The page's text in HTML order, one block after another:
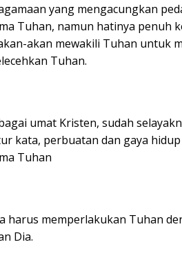
yang mengacungkan
Tuhan, namun hatinya penuh
akan mewakili Tuhan untuk
Tuhan.
umat Kristen, sudah
kata, perbuatan dan gaya
Tuhan
harus memperlakukan Tuhan
Dia.